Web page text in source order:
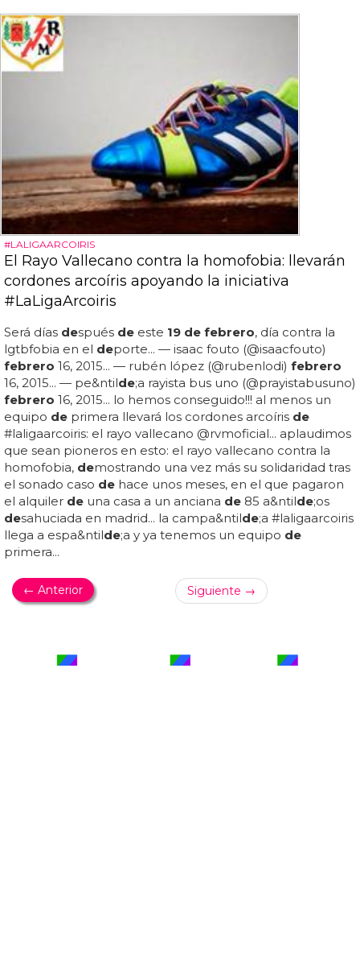
#LALIGAARCOIRIS
El Rayo Vallecano contra la homofobia: llevarán
cordones arcoíris apoyando la iniciativa
#LaLigaArcoiris
Será días después de este 19 de febrero, día contra la
lgtbfobia en el deporte... — isaac fouto (@isaacfouto)
febrero 16, 2015... — rubén lópez (@rubenlodi) febrero
16, 2015... — pe&ntilde;a rayista bus uno (@prayistabusuno)
febrero 16, 2015... lo hemos conseguido!!! al menos un
equipo de primera llevará los cordones arcoíris de
#laligaarcoiris: el rayo vallecano @rvmoficial... aplaudimos
que sean pioneros en esto: el rayo vallecano contra la
homofobia, demostrando una vez más su solidaridad tras
el sonado caso de hace unos meses, en el que pagaron
el alquiler de una casa a un anciana de 85 a&ntilde;os
desahuciada en madrid... la campa&ntilde;a #laligaarcoiris
llega a espa&ntilde;a y ya tenemos un equipo de
primera...
← Anterior Siguiente →